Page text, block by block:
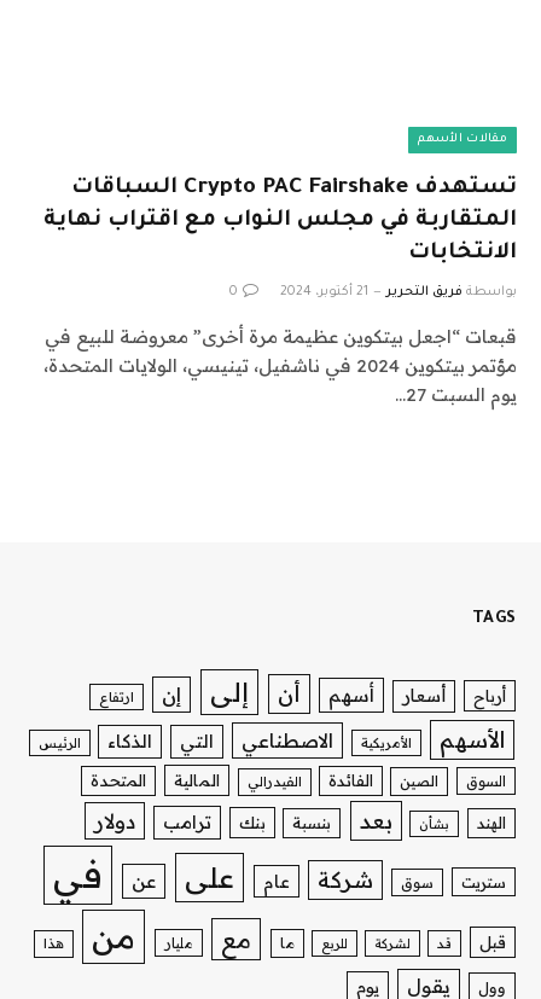
مقالات الأسهم
تستهدف Crypto PAC Fairshake السباقات
المتقاربة في مجلس النواب مع اقتراب نهاية
الانتخابات
بواسطة فريق التحرير 21 أكتوبر، 2024 0
قبعات “اجعل بيتكوين عظيمة مرة أخرى” معروضة للبيع في
مؤتمر بيتكوين 2024 في ناشفيل، تينيسي، الولايات المتحدة،
يوم السبت 27…
TAGS
أرباح أسعار أسهم أن إلى إن ارتفاع
الأسهم الأمريكية الاصطناعي التي الذكاء الرئيس
السوق الصين الفائدة الفيدرالي المالية المتحدة
الهند بشأن بعد بنسبة بنك ترامب دولار
ستريت سوق شركة عام على عن في
قبل قد لشركة للربع ما مع مليار من هذا
وول يقول يوم